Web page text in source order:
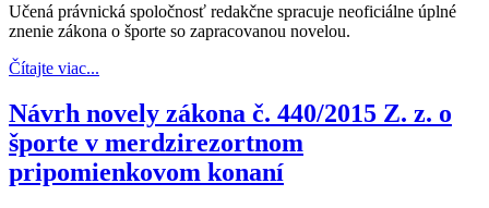
Učená právnická spoločnosť redakčne spracuje neoficiálne úplné
znenie zákona o športe so zapracovanou novelou.
Čítajte viac...
Návrh novely zákona č. 440/2015 Z. z. o
športe v merdzirezortnom
pripomienkovom konaní